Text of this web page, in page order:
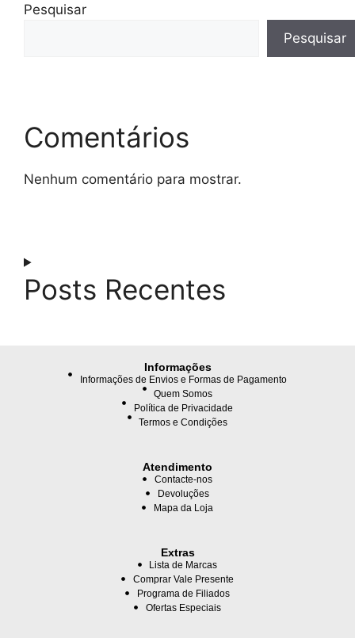
Pesquisar
Pesquisar
Comentários
Nenhum comentário para mostrar.
Posts Recentes
Informações
Informações de Envios e Formas de Pagamento
Quem Somos
Política de Privacidade
Termos e Condições
Atendimento
Contacte-nos
Devoluções
Mapa da Loja
Extras
Lista de Marcas
Comprar Vale Presente
Programa de Filiados
Ofertas Especiais